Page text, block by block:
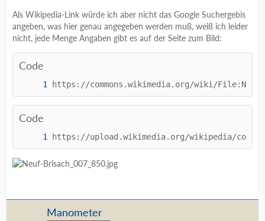
Als Wikipedia-Link würde ich aber nicht das Google Suchergebis
angeben, was hier genau angegeben werden muß, weiß ich leider
nicht, jede Menge Angaben gibt es auf der Seite zum Bild:
Code
https://commons.wikimedia.org/wiki/File:Neuf-
Code
https://upload.wikimedia.org/wikipedia/
Manometer